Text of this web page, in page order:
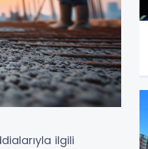
ilgili